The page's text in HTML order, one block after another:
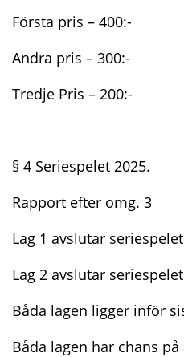
Första pris – 400:-
Andra pris – 300:-
Tredje Pris – 200:-
§ 4 Seriespelet 2025.
Rapport efter omg. 3
Lag 1 avslutar
Lag 2 avslutar
Båda lagen ligger inför
Båda lagen har chans